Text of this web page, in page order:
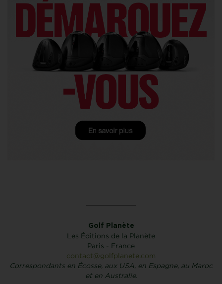
Golf Planète
Les Éditions de la Planète
Paris - France
contact@golfplanete.com
Correspondants en Écosse, aux USA, en Espagne, au Maroc
et en Australie.